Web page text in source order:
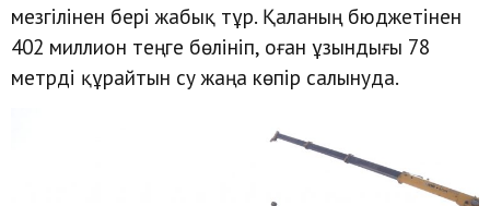
мезгілінен бері жабық тұр. Қаланың бюджетінен
402 миллион теңге бөлініп, оған ұзындығы 78
метрді құрайтын су жаңа көпір салынуда.